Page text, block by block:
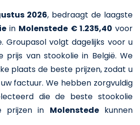
2026, bedraagt de laagste
in Molenstede € 1.235,40 voor
. Groupasol volgt dagelijks voor u
prijs van stookolie in België. We
plaats de beste prijzen, zodat u
factuur. We hebben zorgvuldig
die de beste stookolie
prijzen in Molenstedekunnen